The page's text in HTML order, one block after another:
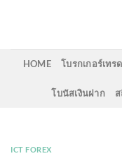
HOME โบรกเกอร์เทร
โบนัสเงินฝาก
ICT FOREX